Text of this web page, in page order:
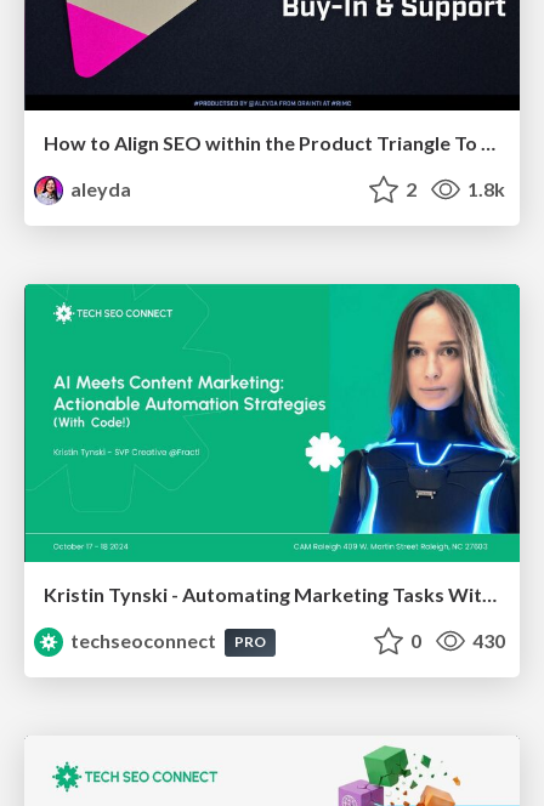
How to Align SEO within the Product Triangle To Get Buy-In & Support - #RIMC
aleyda
2 1.8k
Kristin Tynski - Automating Marketing Tasks With AI
techseoconnect
PRO 0 430